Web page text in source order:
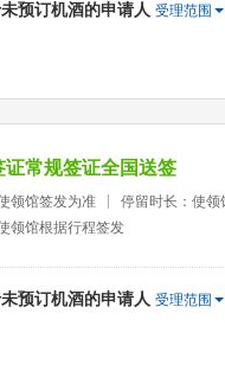
预订机酒的申请人 受理范围
证常规签证全国送签
领馆签发为准
停留时长：使领
领馆根据行程签发
预订机酒的申请人 受理范围